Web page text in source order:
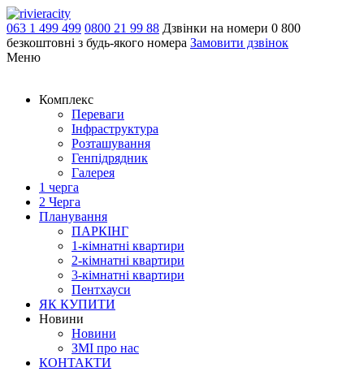
063 1 499 499 0800 21 99 88 Дзвінки на номери 0 800
безкоштовні з будь-якого номера Замовити дзвінок
Меню
Комплекс
Переваги
Інфраструктура
Розташування
Генпідрядник
Галерея
1 черга
2 Черга
Планування
ПАРКІНГ
1-кімнатні квартири
2-кімнатні квартири
3-кімнатні квартири
Пентхауси
ЯК КУПИТИ
Новини
Новини
ЗМІ про нас
КОНТАКТИ